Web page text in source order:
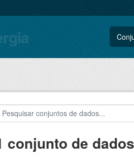
conjunto de